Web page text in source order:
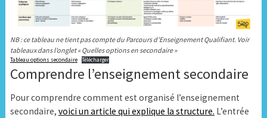
NB : ce tableau ne tient pas compte du Parcours d’Enseignement Qualifiant. Voir
tableaux dans l’onglet « Quelles options en secondaire »
Tableau options secondaire Télécharger
Comprendre l’enseignement secondaire
Pour comprendre comment est organisé l’enseignement
secondaire, voici un article qui explique la structure. L’entrée